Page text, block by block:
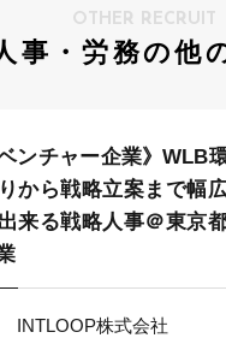
事・労務の他
OTHER RECRUIT
ベンチャー企業》WLB
から戦略立案まで幅
来る戦略人事＠東京
INTLOOP株式会社